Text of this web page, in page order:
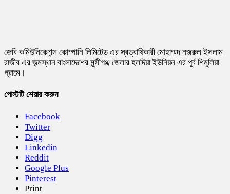
জেবি কমিউনিকেশন্স কোম্পানি লিমিটেড এর স্বত্বাধিকারী মোহাম্মদ নজরুল ইসলাম
রাজীব এর জন্মস্থান বাংলাদেশের মুন্সীগঞ্জ জেলার হলদিয়া ইউনিয়ন এর পূর্ব শিমুলিয়া
গ্রামে।
পোস্টটি শেয়ার করুন
Facebook
Twitter
Digg
Linkedin
Reddit
Google Plus
Pinterest
Print